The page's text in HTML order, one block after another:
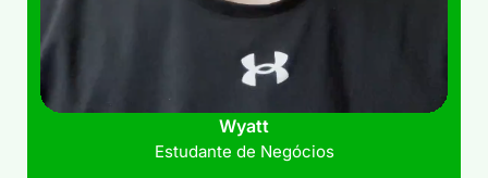
Wyatt
Estudante de Negócios